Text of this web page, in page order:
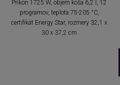
Príkon 1725 W, objem koša 6,2 l, 12
programov, teplota 75-205 °C,
certifikát Energy Star, rozmery 32,1 x
30 x 37,2 cm